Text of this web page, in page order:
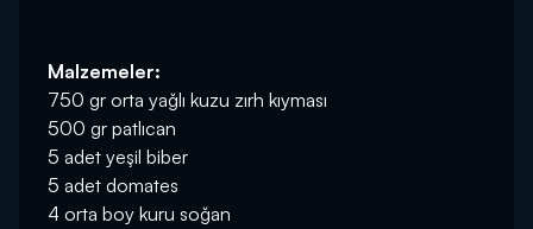
Malzemeler:
750 gr orta yağlı kuzu zırh kıyması
500 gr patlıcan
5 adet yeşil biber
5 adet domates
4 orta boy kuru soğan